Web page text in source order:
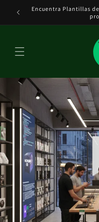
directamenteEncuentra Plantillas